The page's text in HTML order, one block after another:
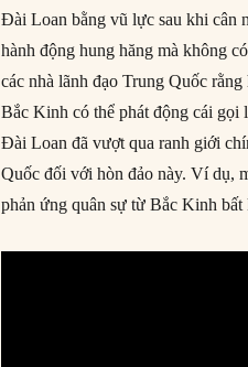
Đài Loan bằng vũ lực sau khi cân
hành động hung hăng mà không
các nhà lãnh đạo Trung Quốc
Bắc Kinh có thể phát động cái gọi
Đài Loan đã vượt qua ranh giới
Quốc đối với hòn đảo này. Ví dụ,
phản ứng quân sự từ Bắc Kinh bất